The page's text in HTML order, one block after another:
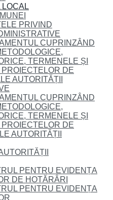
LOCAL
PRIVIND
CUPRINZÂND
TERMENELE ȘI
DE
AUTORITĂȚII
CUPRINZÂND
TERMENELE ȘI
DE
AUTORITĂȚII
PENTRU EVIDENȚA
DE HOTĂRÂRI
PENTRU EVIDENȚA